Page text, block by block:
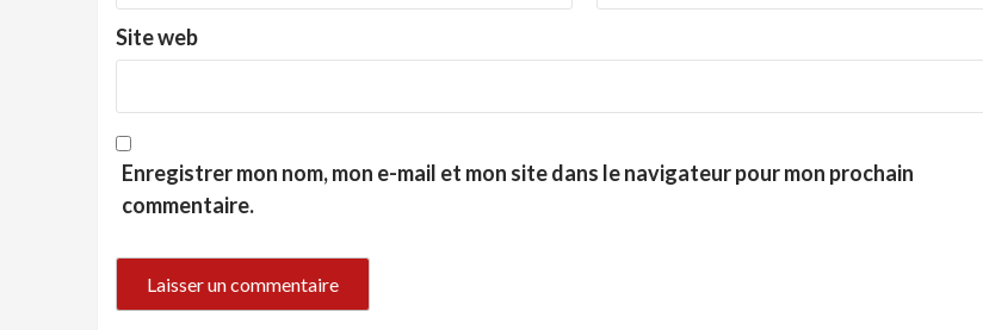
Site web
Enregistrer mon nom, mon e-mail et mon site dans le navigateur pour mon prochain
commentaire.